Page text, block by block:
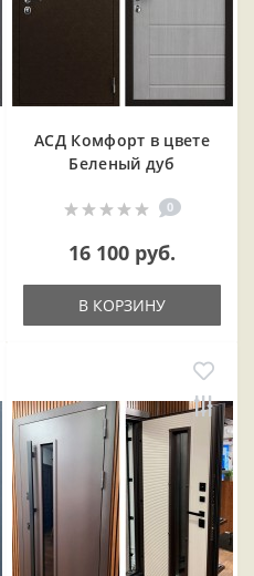
АСД Комфорт в цвете
Беленый дуб
0
16 100 руб.
В КОРЗИНУ